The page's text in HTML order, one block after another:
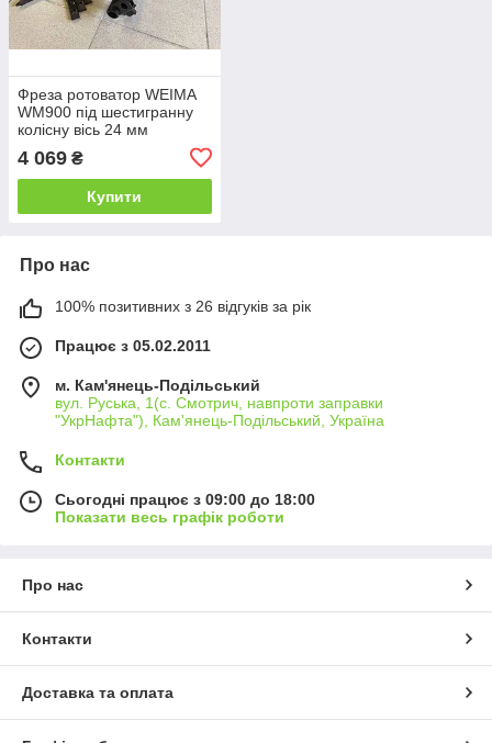
Фреза ротоватор WEIMA
WM900 під шестигранну
колісну вісь 24 мм
4 069 ₴
Купити
Про нас
100% позитивних з 26 відгуків за рік
Працює з 05.02.2011
м. Кам'янець-Подільський
вул. Руська, 1(с. Смотрич, навпроти заправки
"УкрНафта"), Кам'янець-Подільський, Україна
Контакти
Сьогодні працює з 09:00 до 18:00
Показати весь графік роботи
Про нас
Контакти
Доставка та оплата